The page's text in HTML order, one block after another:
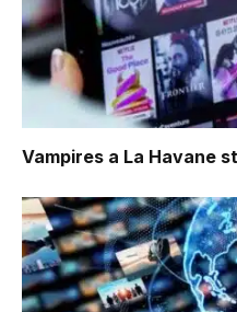
Vampires a La Havane